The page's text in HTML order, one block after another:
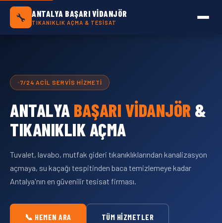
Antalya Başarı Vidanjör — Antalya Geneli
🔧 ANTALYA BAŞARI VIDANJÖR
TIKANIKLIK AÇMA & TESISAT
7/24 ACIL SERVIS HIZMETI
ANTALYA BAŞARI VIDANJÖR &
TIKANIKLIK AÇMA
Tuvalet, lavabo, mutfak gideri tıkanıklıklarından kanalizasyon
açmaya, su kaçağı tespitinden baca temizlemeye kadar
Antalya'nın en güvenilir tesisat firması.
📞 HEMEN ARA TÜM HIZMETLER